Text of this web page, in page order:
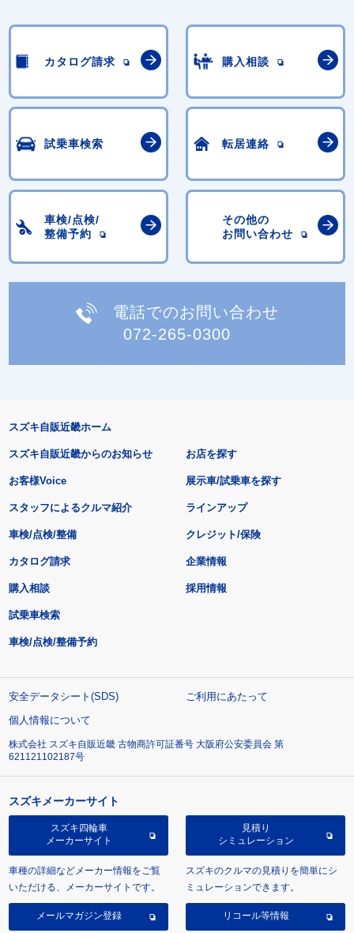
カタログ請求 購入相談
試乗車検索 転居連絡
車検/点検/
整備予約
その他の
お問い合わせ
電話でのお問い合わせ
072-265-0300
スズキ自販近畿ホーム
スズキ自販近畿からのお知らせ
お客様Voice
スタッフによるクルマ紹介
お店を探す
展示車/試乗車を探す
ラインアップ
車検/点検/整備 クレジット/保険
カタログ請求
購入相談
試乗車検索
車検/点検/整備予約
企業情報
採用情報
安全データシート(SDS)
ご利用にあたって
個人情報について
株式会社 スズキ自販近畿 古物商許可証番号 大阪府公安委員会 第
621121102187号
スズキメーカーサイト
スズキ四輪車
メーカーサイト
車種の詳細などメーカー情報をご覧
いただける、メーカーサイトです。
見積り
シミュレーション
スズキのクルマの見積りを簡単にシ
ミュレーションできます。
メールマガジン登録 リコール等情報